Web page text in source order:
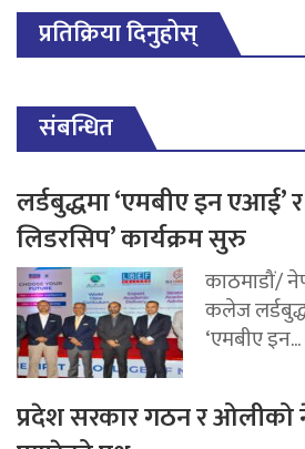
प्रतिक्रिया दिनुहोस्
संबन्धित
लर्डबुद्धमा ‘एमबीए इन एआई’
लिडरसिप’ कार्यक्रम सुरु
काठमाडौं/
कलेज
‘एमबीए इन...
प्रदेश सरकार गठन र ओलीको